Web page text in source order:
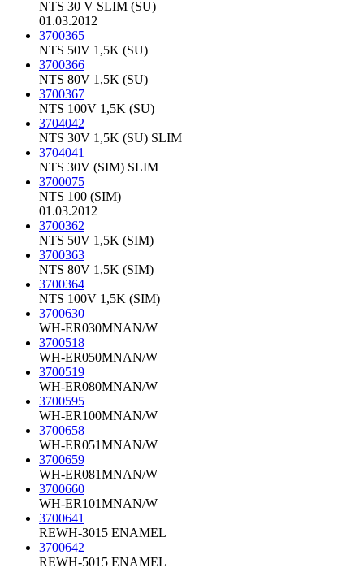
NTS 30 V SLIM (SU)
01.03.2012
3700365
NTS 50V 1,5K (SU)
3700366
NTS 80V 1,5K (SU)
3700367
NTS 100V 1,5K (SU)
3704042
NTS 30V 1,5K (SU) SLIM
3704041
NTS 30V (SIM) SLIM
3700075
NTS 100 (SIM)
01.03.2012
3700362
NTS 50V 1,5K (SIM)
3700363
NTS 80V 1,5K (SIM)
3700364
NTS 100V 1,5K (SIM)
3700630
WH-ER030MNAN/W
3700518
WH-ER050MNAN/W
3700519
WH-ER080MNAN/W
3700595
WH-ER100MNAN/W
3700658
WH-ER051MNAN/W
3700659
WH-ER081MNAN/W
3700660
WH-ER101MNAN/W
3700641
REWH-3015 ENAMEL
3700642
REWH-5015 ENAMEL